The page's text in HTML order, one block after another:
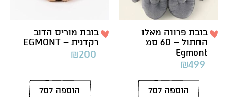
בובת פרווה מאלו
החתול – 60 סמ
Egmont
₪499
הוספה לסל
בובת מוריס הדוב
רקדנית – EGMONT
₪200
הוספה לסל